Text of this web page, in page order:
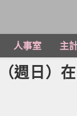
人事室 主
週日）在